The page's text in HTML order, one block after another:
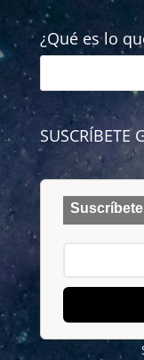
¿Qué es lo
SUSCRÍBETE